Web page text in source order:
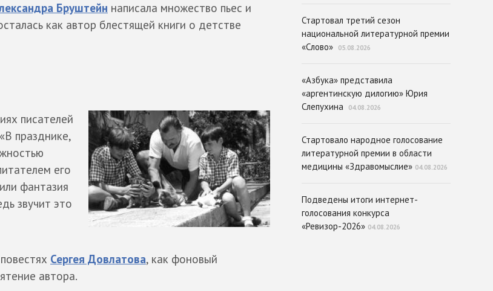
Бруштейн написала множество пьес и
как автор блестящей книги о детстве
писателей
празднике,
его
фантазия
звучит это
Сергея Довлатова, как фоновый
автора.
Стартовал третий сезон
национальной литературной премии
«Слово»
05.08.2026
«Азбука» представила
«аргентинскую дилогию» Юрия
Слепухина
04.08.2026
Стартовало народное голосование
литературной премии в области
медицины «Здравомыслие» 04.08.2026
Подведены итоги интернет-
голосования конкурса
«Ревизор-2026» 04.08.2026